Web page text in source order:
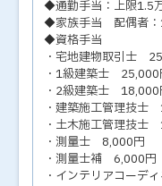
◆通勤手当：上限1.5
◆家族手当 配偶者：
◆資格手当
・宅地建物取引士
・1級建築士 25,000
・2級建築士 18,000
・建築施工管理技
・土木施工管理技
・測量士 8,000円
・測量士補 6,000円
・インテリアコーデ